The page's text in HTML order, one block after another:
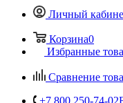
Личный
Корзина0
Избранные
Сравнение
+7 800 250-74-02